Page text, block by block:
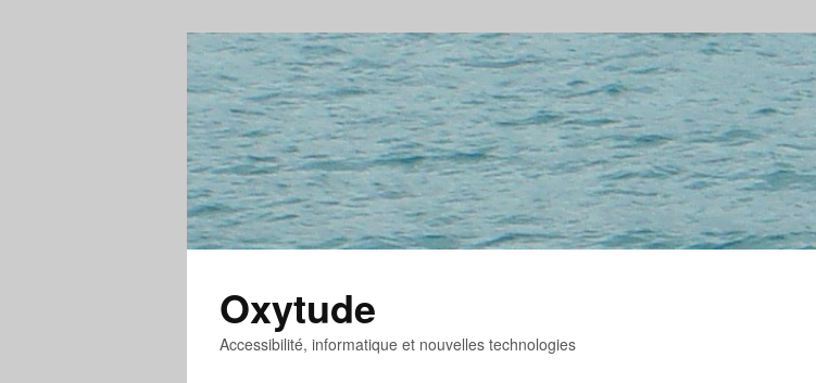
Oxytude
Accessibilité, informatique et nouvelles technologies